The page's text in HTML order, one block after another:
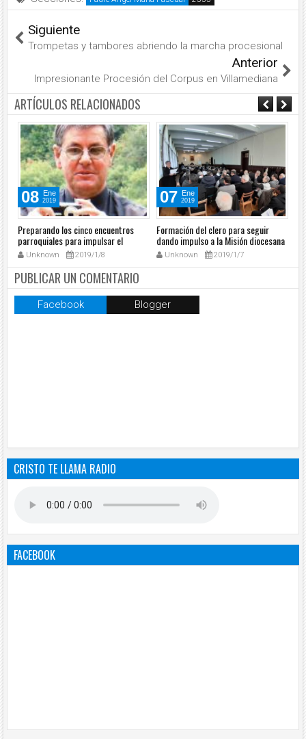
Siguiente
Trompetas y tambores abriendo la marcha procesional
Anterior
Impresionante Procesión del Corpus en Villamediana
ARTÍCULOS RELACIONADOS
08 Ene
2019
Preparando los cinco encuentros
parroquiales para impulsar el
dinamismo misionero
Unknown 2019/1/8
07 Ene
2019
Formación del clero para seguir
dando impulso a la Misión diocesana
Unknown 2019/1/7
PUBLICAR UN COMENTARIO
Facebook Blogger
CRISTO TE LLAMA RADIO
FACEBOOK